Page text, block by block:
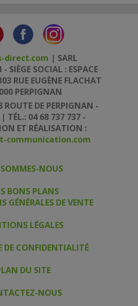
direct.com | SARL
SIÈGE SOCIAL : ESPACE
RUE EUGÈNE FLACHAT
PERPIGNAN
DE PERPIGNAN -
TÉL.: 04 68 737 737 -
ET RÉALISATION :
communication.com
NOUS
BONS PLANS
GÉNÉRALES DE VENTE
LÉGALES
DE CONFIDENTIALITÉ
DU SITE
NOUS